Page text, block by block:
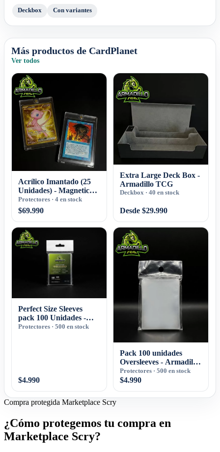
Deckbox Con variantes
Más productos de CardPlanet
Ver todos
Acrílico Imantado (25
Unidades) - Magnetic
Card Holder -
Armadillo TCG
Protectores · 4 en stock
$69.990
Extra Large Deck Box -
Armadillo TCG
Deckbox · 40 en stock
Desde $29.990
Perfect Size Sleeves
pack 100 Unidades -
Armadillo TCG
Protectores · 500 en stock
$4.990
Pack 100 unidades
Oversleeves - Armadillo
TCG
Protectores · 500 en stock
$4.990
Compra protegida Marketplace Scry
¿Cómo protegemos tu compra en
Marketplace Scry?